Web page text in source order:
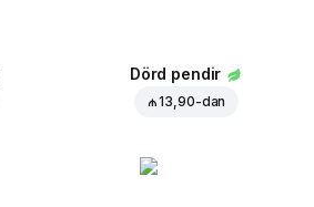
Dörd pendir
₼ 13,90-dan